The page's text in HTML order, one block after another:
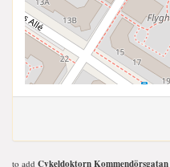
to add Cykeldoktorn Kommendörsgatan